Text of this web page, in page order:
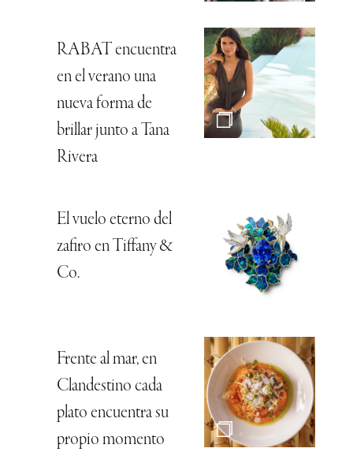
RABAT encuentra
en el verano una
nueva forma de
brillar junto a Tana
Rivera
El vuelo eterno del
zafiro en Tiffany &
Co.
Frente al mar, en
Clandestino cada
plato encuentra su
propio momento